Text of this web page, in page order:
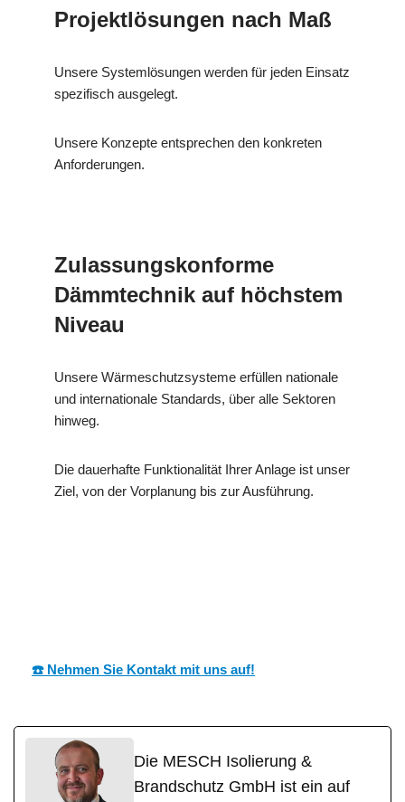
Projektlösungen nach Maß
Unsere Systemlösungen werden für jeden Einsatz
spezifisch ausgelegt.
Unsere Konzepte entsprechen den konkreten
Anforderungen.
Zulassungskonforme
Dämmtechnik auf höchstem
Niveau
Unsere Wärmeschutzsysteme erfüllen nationale
und internationale Standards, über alle Sektoren
hinweg.
Die dauerhafte Funktionalität Ihrer Anlage ist unser
Ziel, von der Vorplanung bis zur Ausführung.
☎️ Nehmen Sie Kontakt mit uns auf!
Die MESCH Isolierung &
Brandschutz GmbH ist ein auf